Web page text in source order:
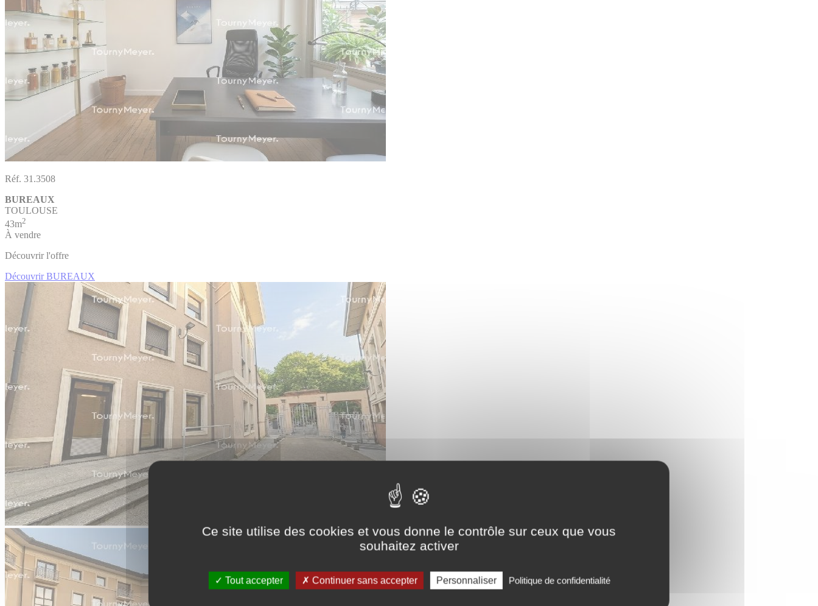
Ce site utilise des cookies et vous donne le contrôle sur ceux que vous
souhaitez activer
Tout accepter Continuer sans accepter Personnaliser Politique de confidentialité
Réf. 31.3508
BUREAUX
TOULOUSE
43m2
À vendre
Découvrir l'offre
Découvrir BUREAUX